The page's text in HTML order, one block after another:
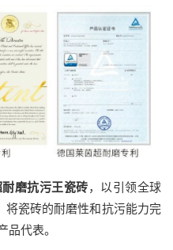
耐磨抗污王瓷砖，以引领全球
将瓷砖的耐磨性和抗污能力完
品代表。